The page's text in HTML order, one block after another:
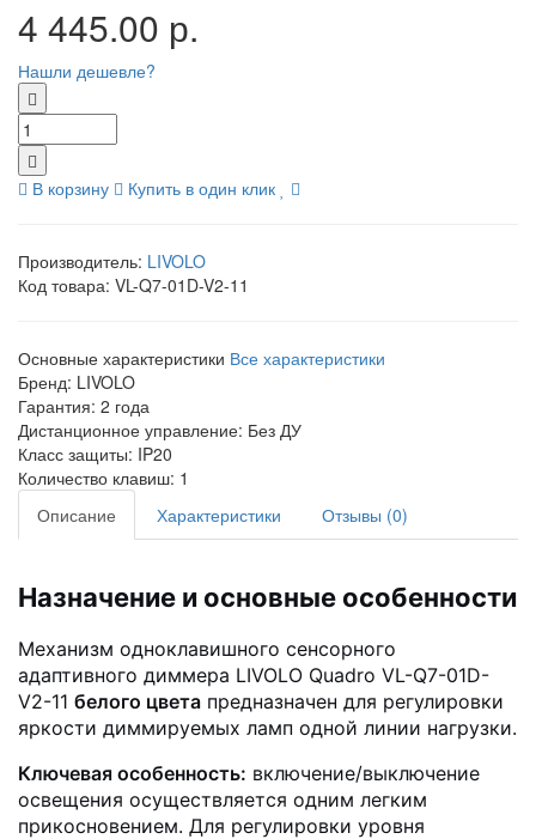
4 445.00 р.
Нашли дешевле?
В корзину Купить в один клик
Производитель: LIVOLO
Код товара: VL-Q7-01D-V2-11
Основные характеристики Все характеристики
Бренд: LIVOLO
Гарантия: 2 года
Дистанционное управление: Без ДУ
Класс защиты: IP20
Количество клавиш: 1
Описание
Характеристики Отзывы (0)
Назначение и основные особенности
Механизм одноклавишного сенсорного
адаптивного диммера LIVOLO Quadro VL-Q7-01D-
V2-11 белого цвета предназначен для регулировки
яркости диммируемых ламп одной линии нагрузки.
Ключевая особенность: включение/выключение
освещения осуществляется одним легким
прикосновением. Для регулировки уровня